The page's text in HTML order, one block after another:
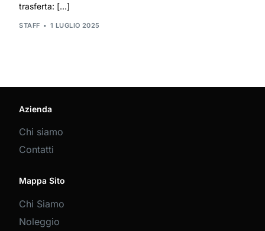
trasferta: […]
STAFF 1 LUGLIO 2025
Azienda
Chi siamo
Contatti
Mappa Sito
Chi Siamo
Noleggio